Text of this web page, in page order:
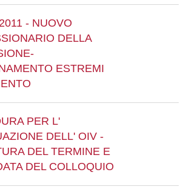
- NUOVO
DELLA
ESTREMI
PER L'
DELL' OIV -
DEL TERMINE E
DEL COLLOQUIO